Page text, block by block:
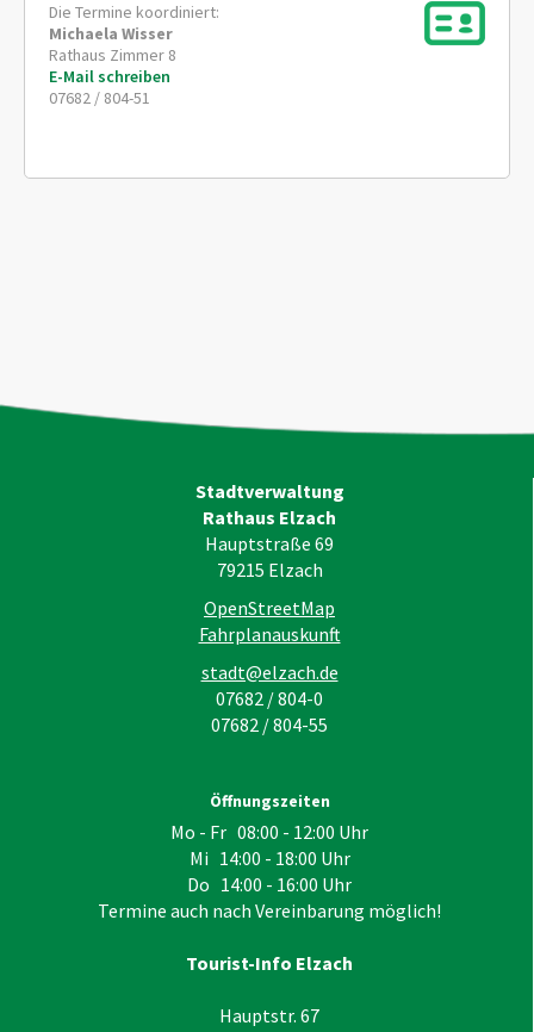
Die Termine koordiniert:
Michaela Wisser
Rathaus Zimmer 8
E-Mail schreiben
07682 / 804-51
Stadtverwaltung
Rathaus Elzach
Hauptstraße 69
79215 Elzach
OpenStreetMap
Fahrplanauskunft
stadt@elzach.de
07682 / 804-0
07682 / 804-55
Öffnungszeiten
Mo - Fr 08:00 - 12:00 Uhr
Mi 14:00 - 18:00 Uhr
Do 14:00 - 16:00 Uhr
Termine auch nach Vereinbarung möglich!
Tourist-Info Elzach
Hauptstr. 67